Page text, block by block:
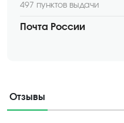
497 пунктов выдачи
Почта России
Отзывы